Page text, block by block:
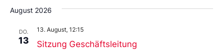
Sie
das
aus.
August 2026
DO.
13 Sitzung Geschäftsleitung
13. August, 12:15